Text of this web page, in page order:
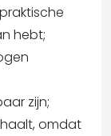
hebt;
zijn;
omdat